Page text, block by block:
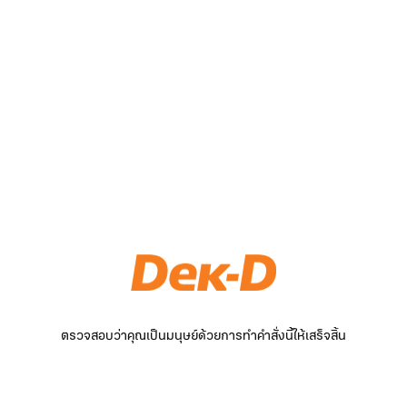
ตรวจสอบว่าคุณเป็นมนุษย์ด้วยการทำคำสั่งนี้ให้เสร็จสิ้น